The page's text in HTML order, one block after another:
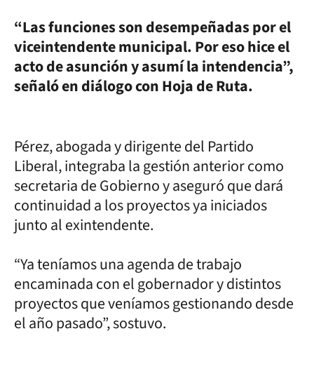
“Las funciones son desempeñadas por el
viceintendente municipal. Por eso hice el
acto de asunción y asumí la intendencia”,
señaló en diálogo con Hoja de Ruta.
Pérez, abogada y dirigente del Partido
Liberal, integraba la gestión anterior como
secretaria de Gobierno y aseguró que dará
continuidad a los proyectos ya iniciados
junto al exintendente.
“Ya teníamos una agenda de trabajo
encaminada con el gobernador y distintos
proyectos que veníamos gestionando desde
el año pasado”, sostuvo.